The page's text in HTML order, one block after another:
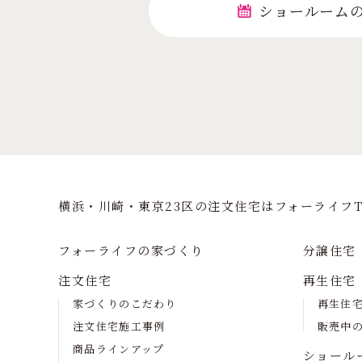
ショールーム
横浜・川崎・東京23区の注⽂住宅はフォーライフ
フォーライフの家づくり
注文住宅
家づくりのこだわり
注文住宅施工事例
商品ラインアップ
分譲住宅
再生住宅
再生住
販売中
ショール